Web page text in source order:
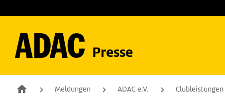
Presse
Meldungen ADAC e.V. Clubleistungen